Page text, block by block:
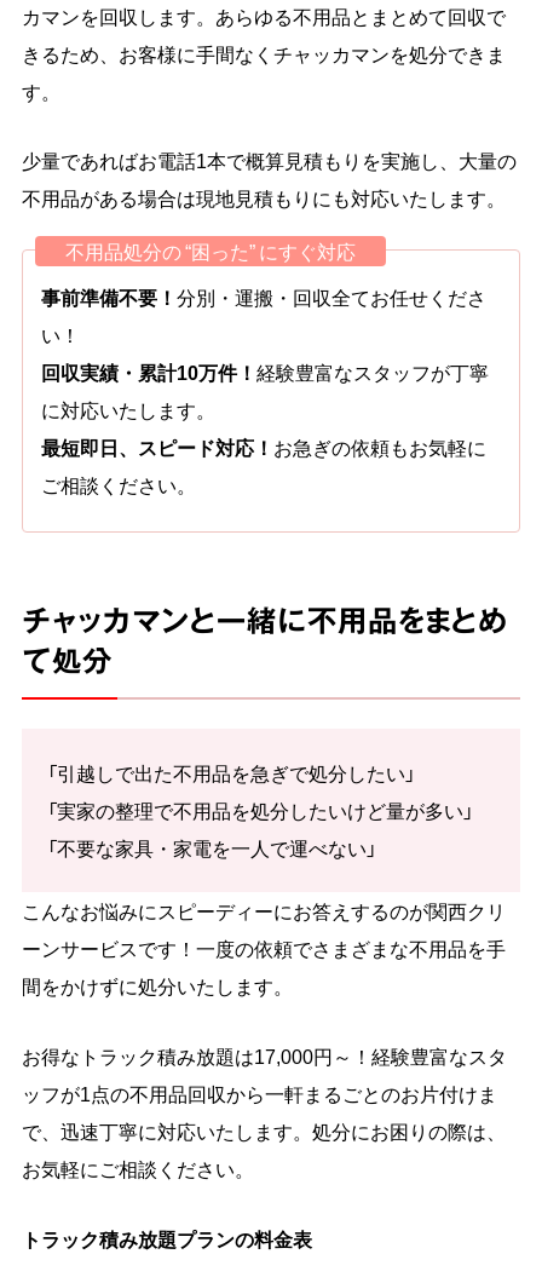
カマンを回収します。あらゆる不用品とまとめて回収で
きるため、お客様に手間なくチャッカマンを処分できま
す。
少量であればお電話1本で概算見積もりを実施し、大量の
不用品がある場合は現地見積もりにも対応いたします。
不用品処分の “困った” にすぐ対応
事前準備不要！分別・運搬・回収全てお任せくださ
い！
回収実績・累計10万件！経験豊富なスタッフが丁寧
に対応いたします。
最短即日、スピード対応！ お急ぎの依頼もお気軽に
ご相談ください。
チャッカマンと一緒に不用品をまとめ
て処分
「引越しで出た不用品を急ぎで処分したい」
「実家の整理で不用品を処分したいけど量が多い」
「不要な家具・家電を一人で運べない」
こんなお悩みにスピーディーにお答えするのが関西クリ
ーンサービスです！一度の依頼でさまざまな不用品を手
間をかけずに処分いたします。
お得なトラック積み放題は17,000円～！経験豊富なスタ
ッフが1点の不用品回収から一軒まるごとのお片付けま
で、迅速丁寧に対応いたします。処分にお困りの際は、
お気軽にご相談ください。
トラック積み放題プランの料金表